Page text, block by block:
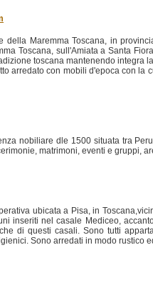
della Maremma Toscana, in
Toscana, sull'Amiata a Santa
toscana mantenendo integra
arredato con mobili d'epoca con
nobiliare dle 1500 situata tra
matrimoni, eventi e gruppi,
ubicata a Pisa, in
inseriti nel casale Mediceo,
di questi casali. Sono tutti
Sono arredati in modo